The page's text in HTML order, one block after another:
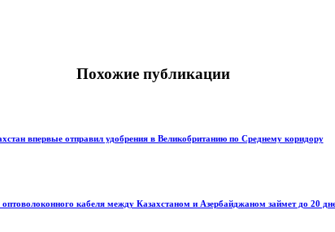
Похожие публикации
впервые отправил удобрения в Великобританию по Среднему коридору
кабеля между Казахстаном и Азербайджаном займет до 20